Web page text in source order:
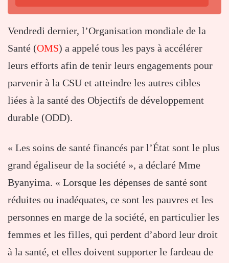
Vendredi dernier, l’Organisation mondiale de la
Santé (OMS) a appelé tous les pays à accélérer
leurs efforts afin de tenir leurs engagements pour
parvenir à la CSU et atteindre les autres cibles
liées à la santé des Objectifs de développement
durable (ODD).
« Les soins de santé financés par l’État sont le plus
grand égaliseur de la société », a déclaré Mme
Byanyima. « Lorsque les dépenses de santé sont
réduites ou inadéquates, ce sont les pauvres et les
personnes en marge de la société, en particulier les
femmes et les filles, qui perdent d’abord leur droit
à la santé, et elles doivent supporter le fardeau de